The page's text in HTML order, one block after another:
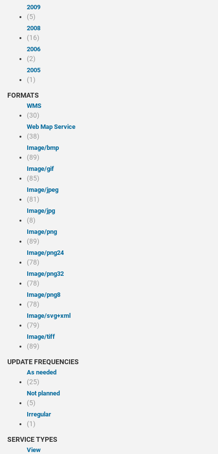
2009
(5)
2008
(16)
2006
(2)
2005
(1)
FORMATS
WMS
(30)
Web Map Service
(38)
image/bmp
(89)
image/gif
(85)
image/jpeg
(81)
image/jpg
(8)
image/png
(89)
image/png24
(78)
image/png32
(78)
image/png8
(78)
image/svg+xml
(79)
image/tiff
(89)
UPDATE FREQUENCIES
As needed
(25)
Not planned
(5)
Irregular
(1)
SERVICE TYPES
view